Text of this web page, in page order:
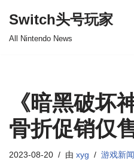
Switch头号玩家
All Nintendo News
《暗黑破坏
骨折促销仅
2023-08-20 由 xyg 游戏新闻